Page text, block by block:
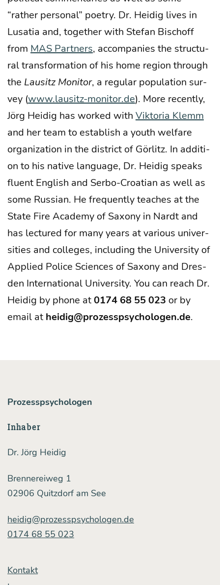
“rather per­so­nal” poet­ry. Dr. Hei­dig lives in
Lusa­tia and, tog­e­ther with Ste­fan Bisch­off
from MAS Part­ners, accom­pa­nies the struc­tu­
ral trans­for­ma­ti­on of his home regi­on through
the Lau­sitz Moni­tor, a regu­lar popu­la­ti­on sur­
vey (www.lausitz-monitor.de). More recent­ly,
Jörg Hei­dig has work­ed with Vik­to­ria Klemm
and her team to estab­lish a youth wel­fa­re
orga­niza­ti­on in the dis­trict of Gör­litz. In addi­ti­
on to his nati­ve lan­guage, Dr. Hei­dig speaks
flu­ent Eng­lish and Ser­bo-Croa­ti­an as well as
some Rus­si­an. He fre­quent­ly tea­ches at the
Sta­te Fire Aca­de­my of Sax­o­ny in Nardt and
has lec­tu­red for many years at various uni­ver­
si­ties and col­leges, inclu­ding the Uni­ver­si­ty of
Appli­ed Poli­ce Sci­en­ces of Sax­o­ny and Dres­
den Inter­na­tio­nal Uni­ver­si­ty. You can reach Dr.
Hei­dig by pho­ne at0174 68 55 023 or by
email at heidig@prozesspsychologen.de.
Prozesspsychologen
Inhaber
Dr. Jörg Heidig
Brennereiweg 1
02906 Quitzdorf am See
heidig@prozesspsychologen.de
0174 68 55 023
Kontakt